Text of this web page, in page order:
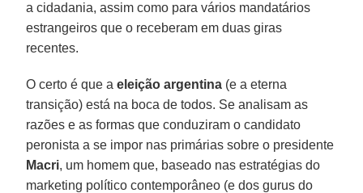
a cidadania, assim como para vários mandatários
estrangeiros que o receberam em duas giras
recentes.
O certo é que aeleição argentina (e a eterna
transição) está na boca de todos. Se analisam as
razões e as formas que conduziram o candidato
peronista a se impor nas primárias sobre o presidente
Macri, um homem que, baseado nas estratégias do
marketing político contemporâneo (e dos gurus do